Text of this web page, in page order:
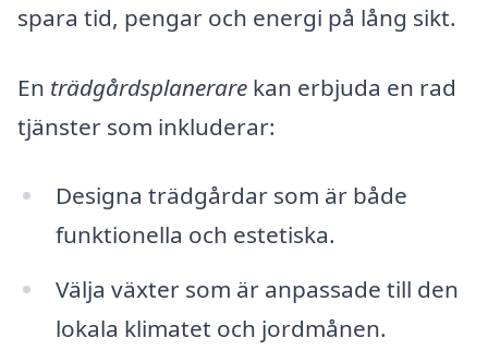
spara tid, pengar och energi på lång sikt.
En trädgårdsplanerare kan erbjuda en rad
tjänster som inkluderar:
Designa trädgårdar som är både
funktionella och estetiska.
Välja växter som är anpassade till den
lokala klimatet och jordmånen.